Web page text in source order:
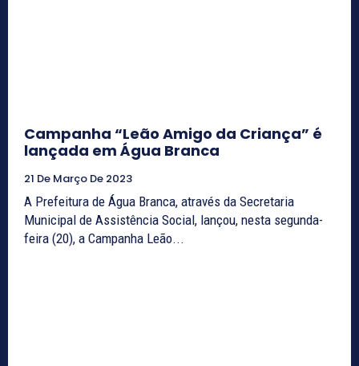
Campanha “Leão Amigo da Criança” é
lançada em Água Branca
21 De Março De 2023
A Prefeitura de Água Branca, através da Secretaria
Municipal de Assistência Social, lançou, nesta segunda-
feira (20), a Campanha Leão...